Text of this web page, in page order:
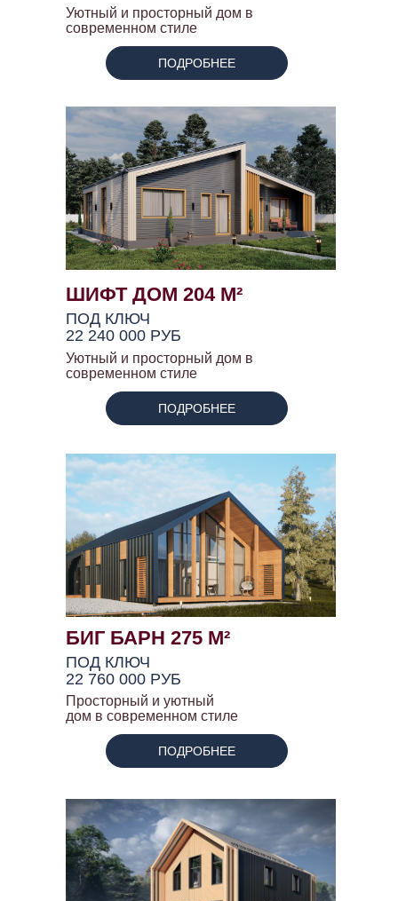
Уютный и просторный дом в
современном стиле
ПОДРОБНЕЕ
ШИФТ ДОМ 204 М²
ПОД КЛЮЧ
22 240 000 РУБ
Уютный и просторный дом в
современном стиле
ПОДРОБНЕЕ
БИГ БАРН 275 М²
ПОД КЛЮЧ
22 760 000 РУБ
Просторный и уютный
дом в современном стиле
ПОДРОБНЕЕ